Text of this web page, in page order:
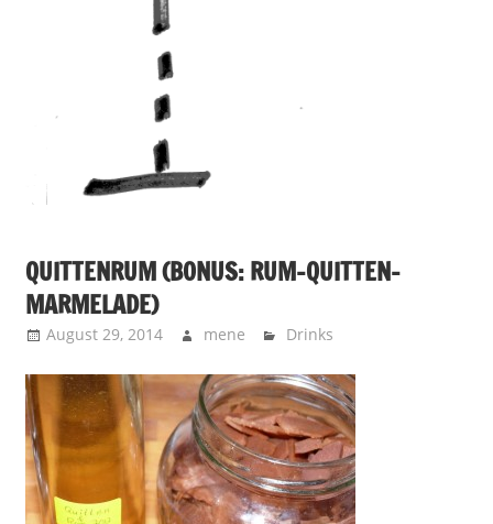
QUITTENRUM (BONUS: RUM-QUITTEN-
MARMELADE)
August 29, 2014 mene Drinks